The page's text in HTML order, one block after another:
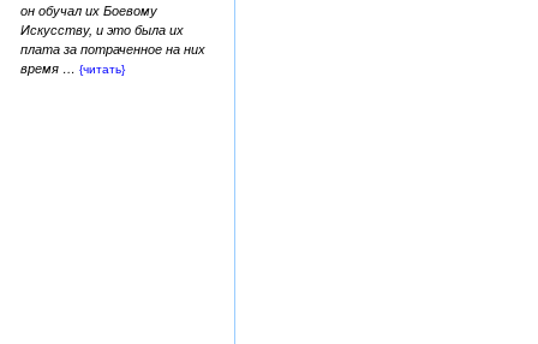
он обучал их Боевому
Искусству, и это была их
плата за потраченное на них
время … {читать}